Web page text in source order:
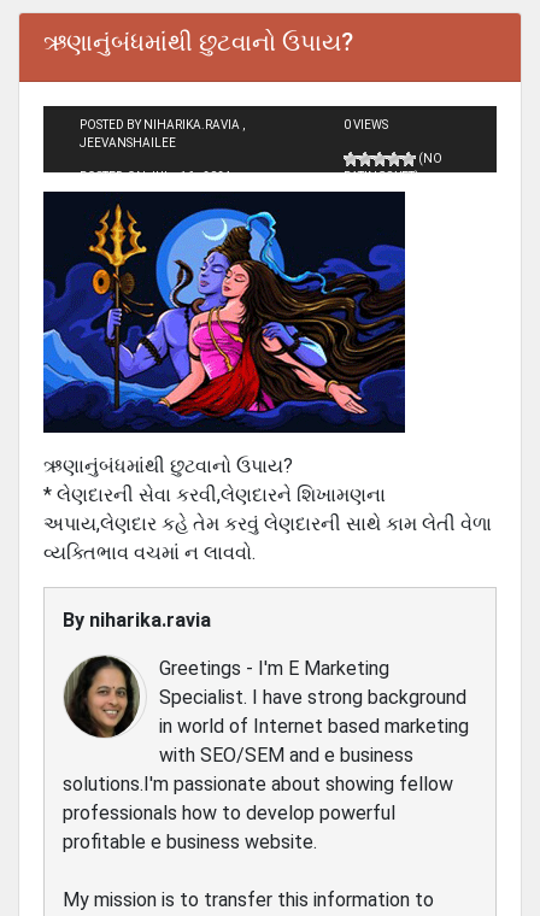
ઋણાનુંબંધમાંથી છુટવાનો ઉપાય?
POSTED BY NIHARIKA.RAVIA ,
JEEVANSHAILEE
POSTED ON JUL - 16 - 2024
0 VIEWS
(NO
RATINGS YET)
ઋણાનુંબંધમાંથી છુટવાનો ઉપાય?
* લેણદારની સેવા કરવી,લેણદારને શિખામણના
અપાય,લેણદાર કહે તેમ કરવું લેણદારની સાથે કામ લેતી વેળા
વ્યક્તિભાવ વચમાં ન લાવવો.
By niharika.ravia
Greetings - I'm E Marketing
Specialist. I have strong background
in world of Internet based marketing
with SEO/SEM and e business
solutions.I'm passionate about showing fellow
professionals how to develop powerful
profitable e business website.
My mission is to transfer this information to